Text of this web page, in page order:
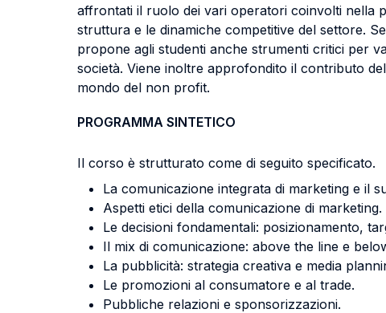
affrontati il ruolo dei vari operatori coinvolti nella
struttura e le dinamiche competitive del settore.
propone agli studenti anche strumenti critici per
società. Viene inoltre approfondito il contributo
mondo del non profit.
PROGRAMMA SINTETICO
Il corso è strutturato come di seguito specificato.
La comunicazione integrata di marketing e il
Aspetti etici della comunicazione di marketing.
Le decisioni fondamentali: posizionamento,
Il mix di comunicazione: above the line e
La pubblicità: strategia creativa e media
Le promozioni al consumatore e al trade.
Pubbliche relazioni e sponsorizzazioni.